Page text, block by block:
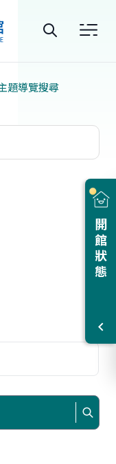
站
尋
開館狀態
題導覽搜尋